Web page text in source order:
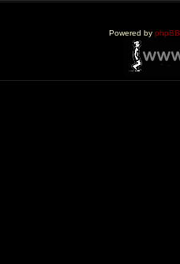
Powered by phpBB